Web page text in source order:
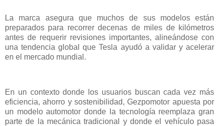
La marca asegura que muchos de sus modelos están
preparados para recorrer decenas de miles de kilómetros
antes de requerir revisiones importantes, alineándose con
una tendencia global que Tesla ayudó a validar y acelerar
en el mercado mundial.
En un contexto donde los usuarios buscan cada vez más
eficiencia, ahorro y sostenibilidad, Gezpomotor apuesta por
un modelo automotor donde la tecnología reemplaza gran
parte de la mecánica tradicional y donde el vehículo pasa